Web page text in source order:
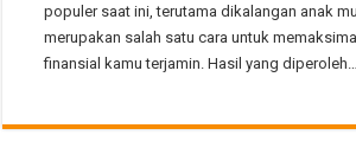
populer saat ini, terutama dikalangan anak
merupakan salah satu cara untuk
finansial kamu terjamin. Hasil yang diperoleh…